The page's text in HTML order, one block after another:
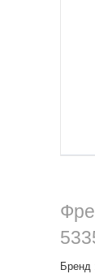
Бренд